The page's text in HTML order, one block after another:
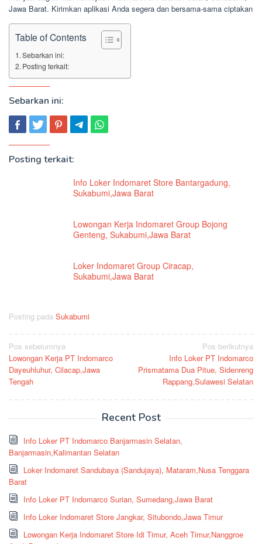
Jawa Barat. Kirimkan aplikasi Anda segera dan bersama-sama ciptakan
Table of Contents
Sebarkan ini:
Posting terkait:
Sebarkan ini:
Posting terkait:
Info Loker Indomaret Store Bantargadung,
Sukabumi,Jawa Barat
Lowongan Kerja Indomaret Group Bojong
Genteng, Sukabumi,Jawa Barat
Loker Indomaret Group Ciracap,
Sukabumi,Jawa Barat
Posting pada Sukabumi
Navigasi
pos
Pos sebelumnya
Lowongan Kerja PT Indomarco
Dayeuhluhur, Cilacap,Jawa
Tengah
Pos berikutnya
Info Loker PT Indomarco
Prismatama Dua Pitue, Sidenreng
Rappang,Sulawesi Selatan
Recent Post
Info Loker PT Indomarco Banjarmasin Selatan,
Banjarmasin,Kalimantan Selatan
Loker Indomaret Sandubaya (Sandujaya), Mataram,Nusa Tenggara
Barat
Info Loker PT Indomarco Surian, Sumedang,Jawa Barat
Info Loker Indomaret Store Jangkar, Situbondo,Jawa Timur
Lowongan Kerja Indomaret Store Idi Timur, Aceh Timur,Nanggroe